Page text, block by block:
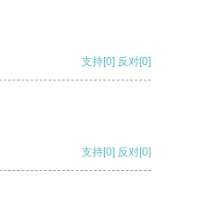
支持[0] 反对[0]
支持[0] 反对[0]